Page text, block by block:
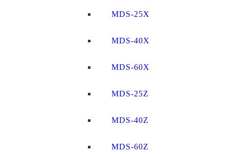
MDS-25X
MDS-40X
MDS-60X
MDS-25Z
MDS-40Z
MDS-60Z